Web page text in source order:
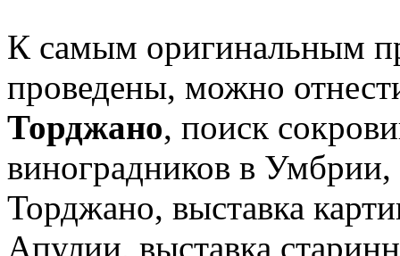
К самым оригинальным
проведены, можно
Торджано, поиск
виноградников в
Торджано, выставка
Апулии, выставка